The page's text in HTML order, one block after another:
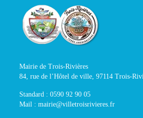
Mairie de Trois-Rivières
84, rue de l’Hôtel de ville, 97114 Trois-
Standard : 0590 92 90 05
Mail : mairie@villetroisrivieres.fr